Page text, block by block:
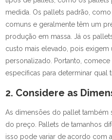
medida. Os pallets padrão, como
comuns e geralmente têm um
produção em massa. Já os
custo mais elevado, pois
personalizado. Portanto,
específicas para determinar qual
2. Considere as
As dimensões do pallet também
do preço. Pallets de tamanhos
isso pode variar de acordo com